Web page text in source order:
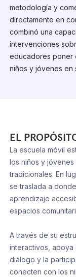
metodología y
directamente en
combinó una
intervenciones
educadores poner
niños y jóvenes en
EL
La escuela móvil
los niños y jóvenes
tradicionales. En
se traslada a
aprendizaje
espacios
A través de su
interactivos,
diálogo y la
conecten con los